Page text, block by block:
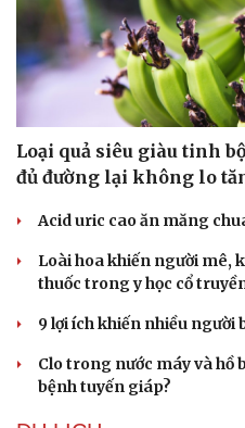
Loại quả siêu giàu tinh
đủ đường lại không lo
Acid uric cao ăn măng
Loài hoa khiến người mê,
thuốc trong y học cổ
9 lợi ích khiến nhiều người
Clo trong nước máy và hồ
bệnh tuyến giáp?